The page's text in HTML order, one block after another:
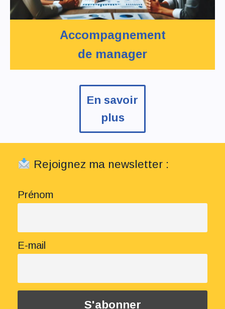
Accompagnement
de manager
En savoir
plus
Rejoignez ma newsletter :
Prénom
E-mail